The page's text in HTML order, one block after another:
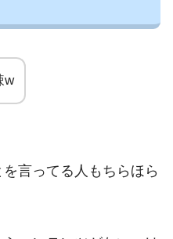
w
言ってる人もちらほら